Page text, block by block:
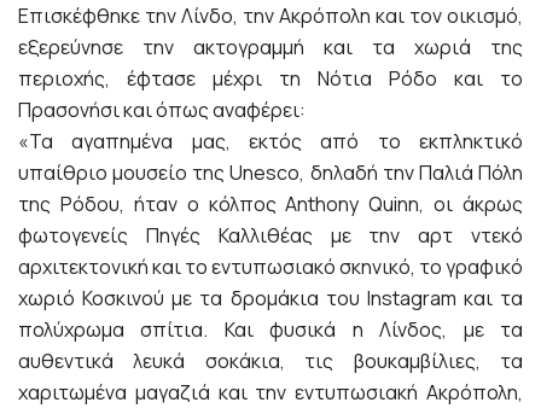
Επισκέφθηκε την Λίνδο, την Ακρόπολη και τον οικισμό,
εξερεύνησε την ακτογραμμή και τα χωριά της
περιοχής, έφτασε μέχρι τη Νότια Ρόδο και το
Πρασονήσι και όπως αναφέρει:
«Τα αγαπημένα μας, εκτός από το εκπληκτικό
υπαίθριο μουσείο της Unesco, δηλαδή την Παλιά Πόλη
της Ρόδου, ήταν ο κόλπος Anthony Quinn, οι άκρως
φωτογενείς Πηγές Καλλιθέας με την αρτ ντεκό
αρχιτεκτονική και το εντυπωσιακό σκηνικό, το γραφικό
χωριό Κοσκινού με τα δρομάκια του Instagram και τα
πολύχρωμα σπίτια. Και φυσικά η Λίνδος, με τα
αυθεντικά λευκά σοκάκια, τις βουκαμβίλιες, τα
χαριτωμένα μαγαζιά και την εντυπωσιακή Ακρόπολη,